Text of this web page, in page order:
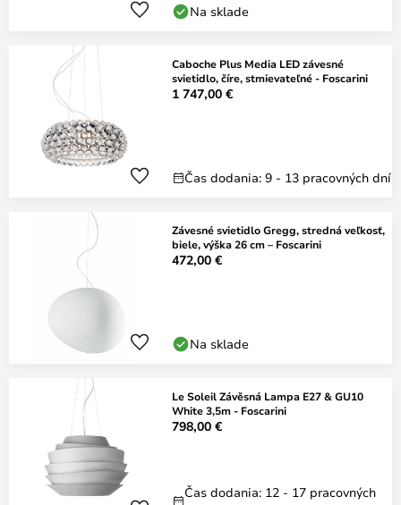
Na sklade
Caboche Plus Media LED závesné
svietidlo, číre, stmievateľné - Foscarini
1 747,00 €
Čas dodania: 9 - 13 pracovných dní
Závesné svietidlo Gregg, stredná veľkosť,
biele, výška 26 cm – Foscarini
472,00 €
Na sklade
Le Soleil Závěsná Lampa E27 & GU10
White 3,5m - Foscarini
798,00 €
Čas dodania: 12 - 17 pracovných